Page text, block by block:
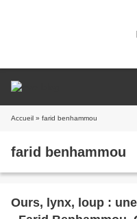
Accueil » farid benhammou
farid benhammou
Ours, lynx, loup :